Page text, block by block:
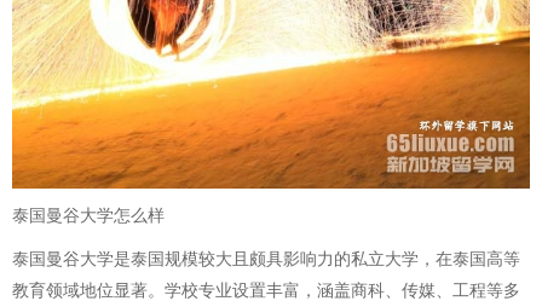
泰国曼谷大学怎么样
泰国曼谷大学是泰国规模较大且颇具影响力的私立大学，在泰国高等
教育领域地位显著。学校专业设置丰富，涵盖商科、传媒、工程等多